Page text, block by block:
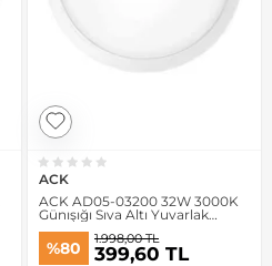
ACK
ACK AD05-03200 32W 3000K
Günışığı Sıva Altı Yuvarlak
Backlight Led Panel
%80 1.998,00 TL
399,60 TL